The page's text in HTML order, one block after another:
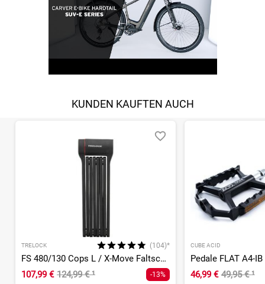
KUNDEN KAUFTEN AUCH
TRELOCK (104)*
FS 480/130 Cops L / X-Move Faltschloss
107,99 € 124,99 €¹ -13%
CUBE ACID
Pedale FLAT A4-
46,99 € 49,95 €¹